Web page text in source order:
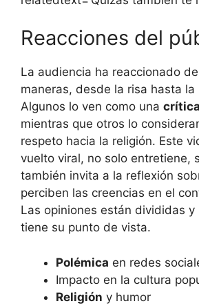
Reacciones del
La audiencia ha reaccionado
maneras, desde la risa hasta la
Algunos lo ven como una crítica
mientras que otros lo
respeto hacia la religión. Este
vuelto viral, no solo entretiene,
también invita a la reflexión
perciben las creencias en el
Las opiniones están divididas y
tiene su punto de vista.
Polémica en redes
Impacto en la cultura
Religión y humor